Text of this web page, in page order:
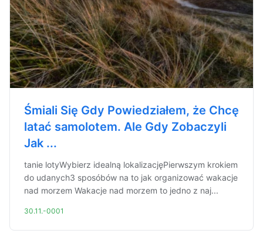
Śmiali Się Gdy Powiedziałem, że Chcę
latać samolotem. Ale Gdy Zobaczyli
Jak ...
tanie lotyWybierz idealną lokalizacjęPierwszym krokiem
do udanych3 sposóbów na to jak organizować wakacje
nad morzem Wakacje nad morzem to jedno z naj...
30.11.-0001